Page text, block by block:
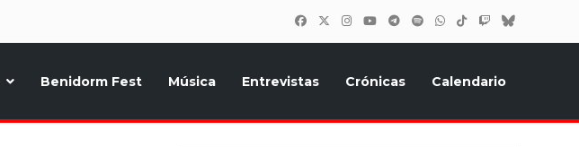
Benidorm Fest Música Entrevistas Crónicas Calendario